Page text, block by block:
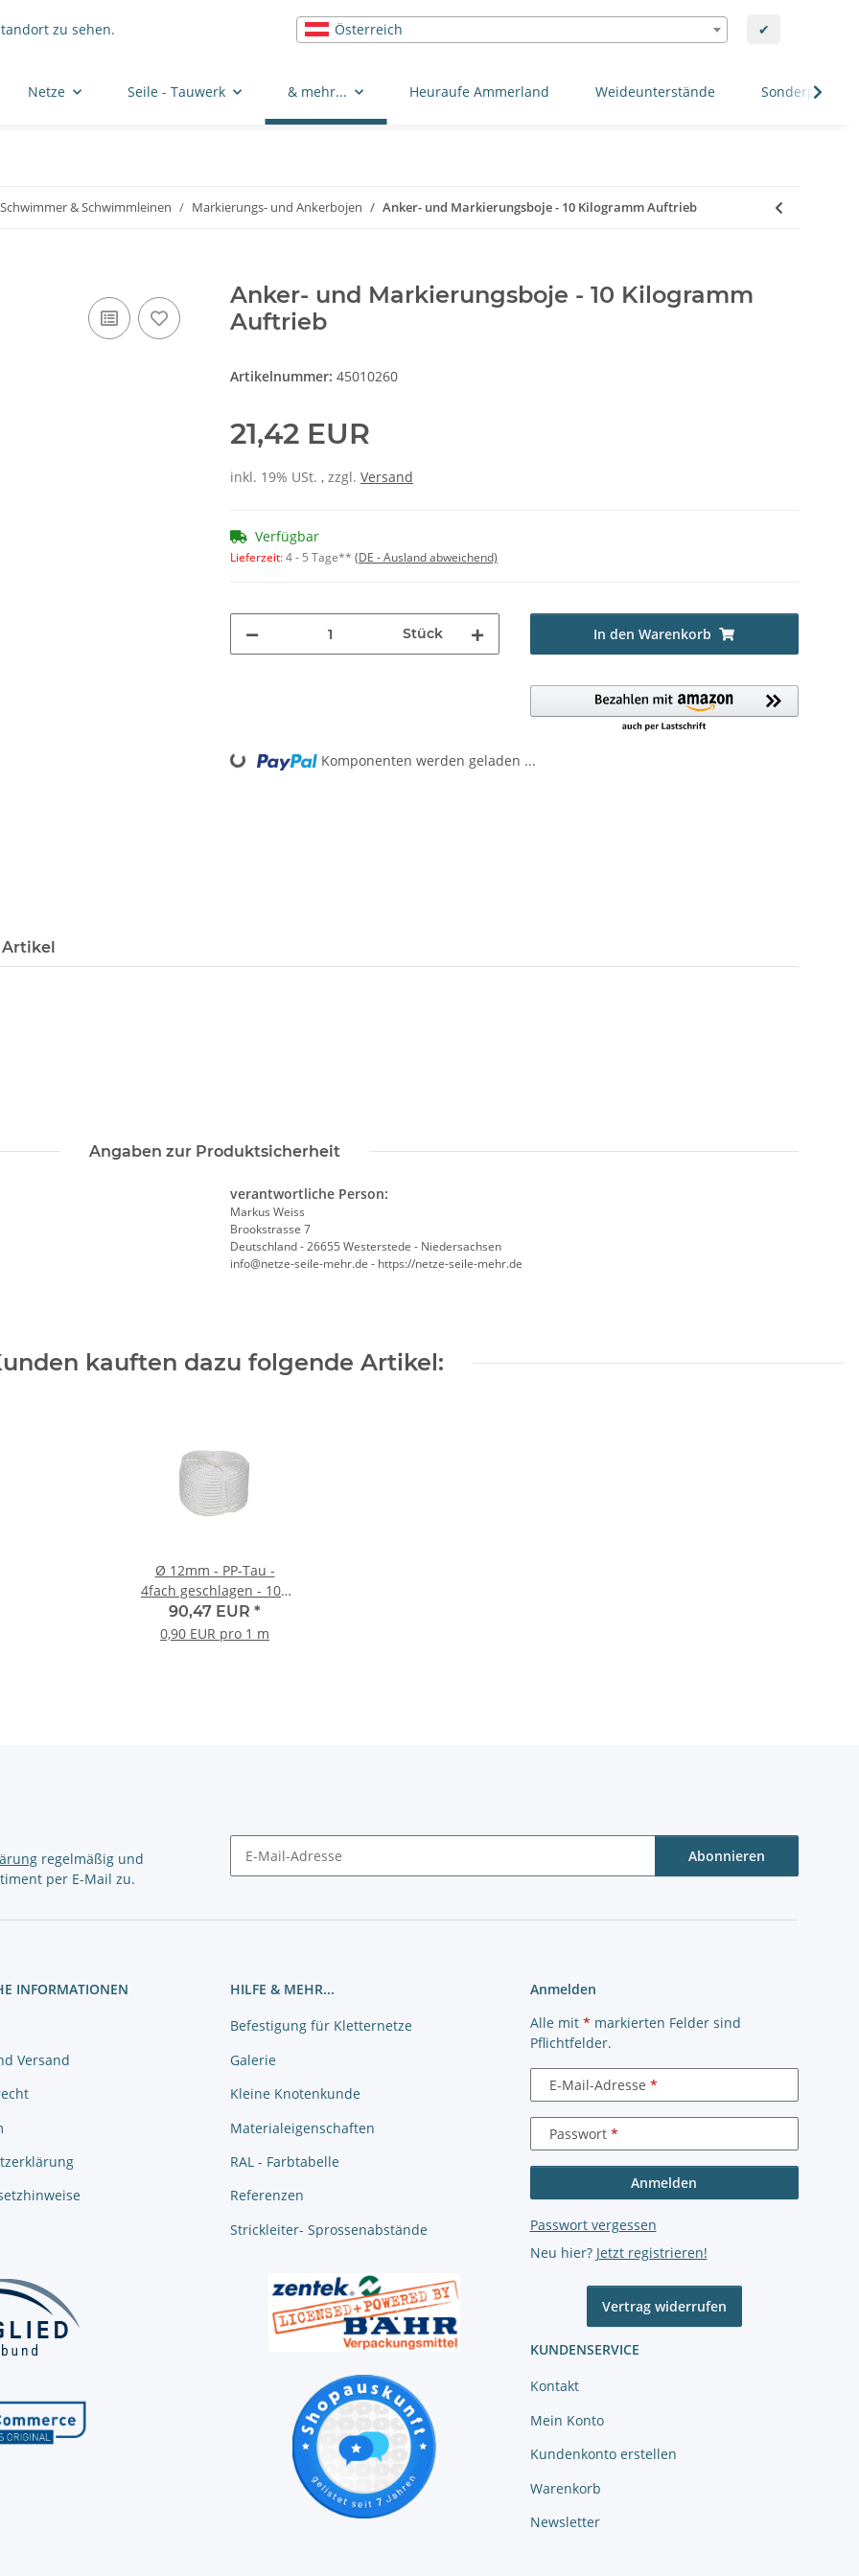
zu sehen. Österreich ✔
Netze Seile - Tauwerk & mehr... Heuraufe Ammerland Weideunterstände Sonderposten
Schwimmer & Schwimmleinen Markierungs- und Ankerbojen Anker- und Markierungsboje - 10 Kilogramm Auftrieb
Anker- und Markierungsboje - 10 Kilogramm
Auftrieb
Artikelnummer: 45010260
21,42 EUR
inkl. 19% USt. , zzgl. Versand
Verfügbar
Lieferzeit:4 - 5 Tage** (DE - Ausland abweichend)
Stück In den Warenkorb
Loading... Komponenten werden geladen ...
Angaben zur Produktsicherheit
verantwortliche Person:
Markus Weiss
Brookstrasse 7
Deutschland - 26655 Westerstede - Niedersachsen
info@netze-seile-mehr.de - https://netze-seile-mehr.de
kauften dazu folgende Artikel:
Ø 12mm - PP-Tau -
4fach geschlagen - 100
Meter
90,47 EUR *
0,90 EUR pro 1 m
regelmäßig und
per E-Mail zu.
Abonnieren
INFORMATIONEN
Versand
HILFE & MEHR...
Befestigung für Kletternetze
Galerie
Kleine Knotenkunde
Materialeigenschaften
RAL - Farbtabelle
Referenzen
Strickleiter- Sprossenabstände
Anmelden
Alle mit * markierten Felder sind
Pflichtfelder.
E-Mail-Adresse
Passwort
Anmelden
Passwort vergessen
Neu hier? Jetzt registrieren!
Vertrag widerrufen
KUNDENSERVICE
Kontakt
Mein Konto
Kundenkonto erstellen
Warenkorb
Newsletter